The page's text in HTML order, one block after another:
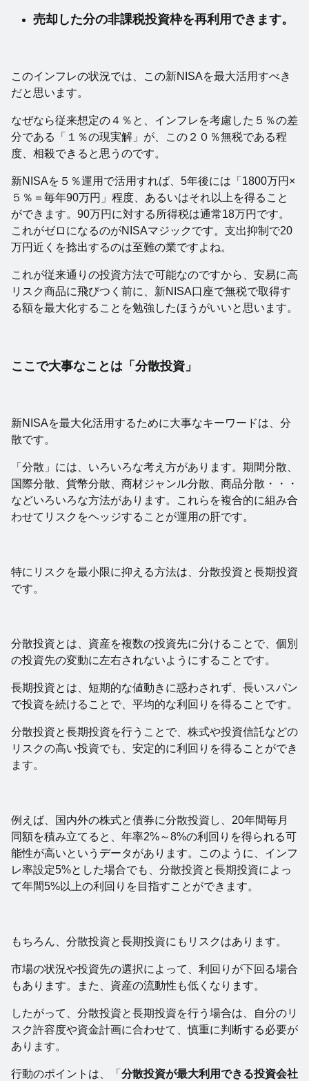
売却した分の非課税投資枠を再利用できます。
このインフレの状況では、この新NISAを最大活用すべき
だと思います。
なぜなら従来想定の４％と、インフレを考慮した５％の差
分である「１％の現実解」が、この２０％無税である程
度、相殺できると思うのです。
新NISAを５％運用で活用すれば、5年後には「1800万円×
５％＝毎年90万円」程度、あるいはそれ以上を得ること
ができます。90万円に対する所得税は通常18万円です。
これがゼロになるのがNISAマジックです。支出抑制で20
万円近くを捻出するのは至難の業ですよね。
これが従来通りの投資方法で可能なのですから、安易に高
リスク商品に飛びつく前に、新NISA口座で無税で取得す
る額を最大化することを勉強したほうがいいと思います。
ここで大事なことは「分散投資」
新NISAを最大化活用するために大事なキーワードは、分
散です。
「分散」には、いろいろな考え方があります。期間分散、
国際分散、貨幣分散、商材ジャンル分散、商品分散・・・
などいろいろな方法があります。これらを複合的に組み合
わせてリスクをヘッジすることが運用の肝です。
特にリスクを最小限に抑える方法は、分散投資と長期投資
です。
分散投資とは、資産を複数の投資先に分けることで、個別
の投資先の変動に左右されないようにすることです。
長期投資とは、短期的な値動きに惑わされず、長いスパン
で投資を続けることで、平均的な利回りを得ることです。
分散投資と長期投資を行うことで、株式や投資信託などの
リスクの高い投資でも、安定的に利回りを得ることができ
ます。
例えば、国内外の株式と債券に分散投資し、20年間毎月
同額を積み立てると、年率2%～8%の利回りを得られる可
能性が高いというデータがあります。このように、インフ
レ率設定5%とした場合でも、分散投資と長期投資によっ
て年間5%以上の利回りを目指すことができます。
もちろん、分散投資と長期投資にもリスクはあります。
市場の状況や投資先の選択によって、利回りが下回る場合
もあります。また、資産の流動性も低くなります。
したがって、分散投資と長期投資を行う場合は、自分のリ
スク許容度や資金計画に合わせて、慎重に判断する必要が
あります。
行動のポイントは、「 分散投資が最大利用できる投資会社